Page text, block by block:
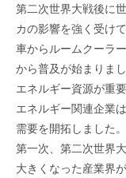
第二次世界大戦後に
カの影響を強く受け
車からルームクーラ
から普及が始まりま
エネルギー資源が重
エネルギー関連企業
需要を開拓しました。
第一次、第二次世界
大きくなった産業界